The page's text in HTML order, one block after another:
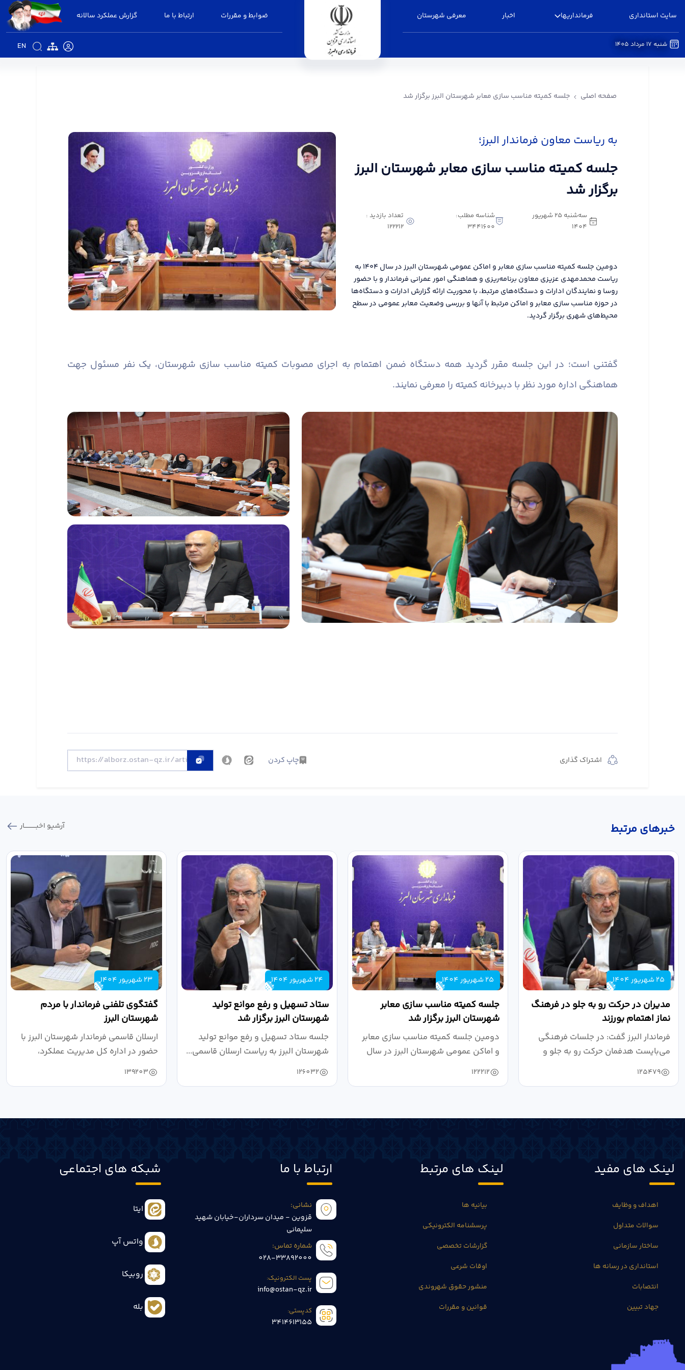
سایت استانداری فرمانداریها اخبار معرفی شهرستان ضوابط و مقررات ارتباط با ما گزارش عملکرد سالانه
EN شنبه 17 مرداد 1405
صفحه اصلی جلسه کمیته مناسب سازی معابر شهرستان البرز برگزار شد
به ریاست معاون فرماندار البرز؛
جلسه کمیته مناسب سازی معابر شهرستان البرز
برگزار شد
سه‌شنبه 25 شهریور
1404
شناسه مطلب:
3441600
تعداد بازدید :
122212
دومین جلسه کمیته مناسب سازی معابر و اماکن عمومی شهرستان البرز در سال ۱۴۰۴ به
ریاست محمدمهدی عزیزی معاون برنامه‌ریزی و هماهنگی امور عمرانی فرماندار و با حضور
روسا و نمایندگان ادارات و دستگاه‌های مرتبط، با محوریت ارائه گزارش ادارات و دستگاه‌ها
در حوزه مناسب سازی معابر و اماکن مرتبط با آنها و بررسی وضعیت معابر عمومی در سطح
محیط‌های شهری برگزار گردید.
گفتنی است؛ در این جلسه مقرر گردید همه دستگاه ضمن اهتمام به اجرای مصوبات کمیته مناسب سازی شهرستان، یک نفر مسئول جهت
هماهنگی اداره مورد نظر با دبیرخانه کمیته را معرفی نمایند.
اشتراک گذاری چاپ کردن
خبر‌های مرتبط آرشیو اخبـــــــــــار
25 شهریور 1404
مدیران در حرکت رو به جلو در فرهنگ
نماز اهتمام بورزند
فرماندار البرز گفت: در جلسات فرهنگی
می‌بایست هدفمان حرکت رو به جلو و
دستیابی...
125479
25 شهریور 1404
جلسه کمیته مناسب سازی معابر
شهرستان البرز برگزار شد
دومین جلسه کمیته مناسب سازی معابر
و اماکن عمومی شهرستان البرز در سال
۱۴۰۴ به...
122212
24 شهریور 1404
ستاد تسهیل و رفع موانع تولید
شهرستان البرز برگزار شد
جلسه ستاد تسهیل و رفع موانع تولید
شهرستان البرز به ریاست ارسلان قاسمی...
126032
23 شهریور 1404
گفتگوی تلفنی فرماندار با مردم
شهرستان البرز
ارسلان قاسمی فرماندار شهرستان البرز با
حضور در اداره کل مدیریت عملکرد،
بازرسی...
139203
لینک های مفید
اهداف و وظایف
سوالات متداول
ساختار سازمانی
استانداری در رسانه ها
انتصابات
جهاد تبیین
لینک های مرتبط
بیانیه ها
پرسشنامه الکترونیکی
گزارشات تخصصی
اوقات شرعی
منشور حقوق شهروندی
قوانین و مقررات
ارتباط با ما
نشانی:
قزوین - میدان سرداران-خیابان شهید
سلیمانی
شماره تماس:
028-33892000
پست الکترونیک:
info@ostan-qz.ir
کدپستی:
3414613155
شبکه های اجتماعی
ایتا
واتس آپ
روبیکا
بله